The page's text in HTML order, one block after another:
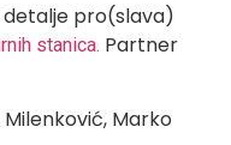
pro(slava)
stanica. Partner
Marko